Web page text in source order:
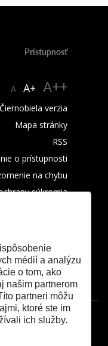
Prístupnosť
A A+ A++
Čiernobiela verzia
Mapa stránky
RSS
o prístupnosti
na chybu
súkromia
médií a analýzu
o tom, ako
našim partnerom
partneri môžu
ktoré ste im
ich služby.